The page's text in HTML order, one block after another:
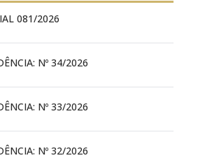
081/2026
Nº 34/2026
Nº 33/2026
Nº 32/2026